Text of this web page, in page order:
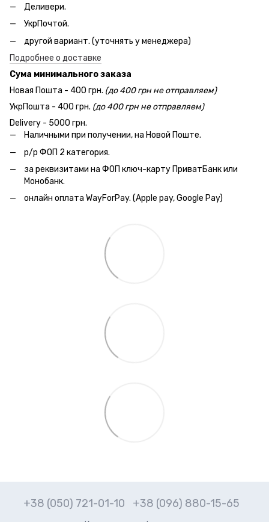
Деливери.
УкрПочтой.
другой вариант. (уточнять у менеджера)
Подробнее о доставке
Сума минимального заказа
Новая Пошта - 400 грн. (до 400 грн не отправляем)
УкрПошта - 400 грн. (до 400 грн не отправляем)
Delivery - 5000 грн.
Наличными при получении, на Новой Поште.
р/р ФОП 2 категория.
за реквизитами на ФОП ключ-карту ПриватБанк или
Монобанк.
онлайн оплата WayForPay. (Apple pay, Google Pay)
+38 (050) 721-01-10 +38 (096) 880-15-65